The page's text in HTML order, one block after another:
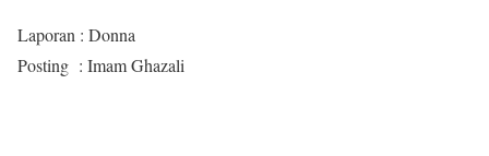
Laporan : Donna
Posting : Imam Ghazali